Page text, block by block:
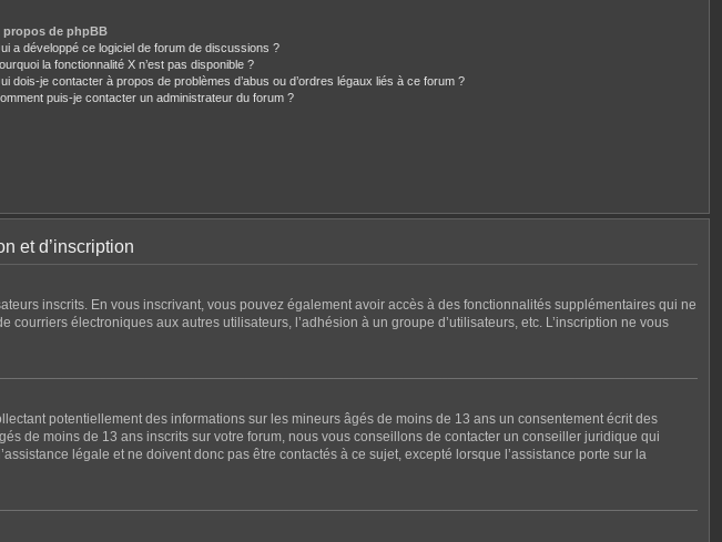
propos de phpBB
a développé ce logiciel de forum de discussions ?
la fonctionnalité X n’est pas disponible ?
dois-je contacter à propos de problèmes d’abus ou d’ordres légaux liés à ce forum ?
puis-je contacter un administrateur du forum ?
et d’inscription
inscrits. En vous inscrivant, vous pouvez également avoir accès à des fonctionnalités supplémentaires qui ne
électroniques aux autres utilisateurs, l’adhésion à un groupe d’utilisateurs, etc. L’inscription ne vous
potentiellement des informations sur les mineurs âgés de moins de 13 ans un consentement écrit des
de moins de 13 ans inscrits sur votre forum, nous vous conseillons de contacter un conseiller juridique qui
légale et ne doivent donc pas être contactés à ce sujet, excepté lorsque l’assistance porte sur la